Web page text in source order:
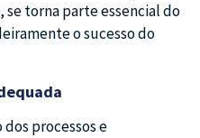
se torna parte essencial do
o sucesso do
processos e